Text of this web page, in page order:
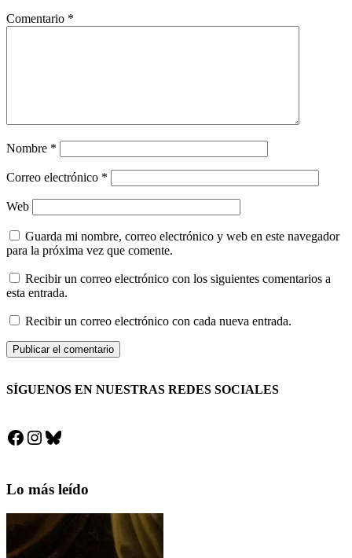
Comentario *
Nombre *
Correo electrónico *
Web
Guarda mi nombre, correo electrónico y web en este navegador
para la próxima vez que comente.
Recibir un correo electrónico con los siguientes comentarios a
esta entrada.
Recibir un correo electrónico con cada nueva entrada.
SÍGUENOS EN NUESTRAS REDES SOCIALES
Facebook
Instagram
Bluesky
Lo más leído